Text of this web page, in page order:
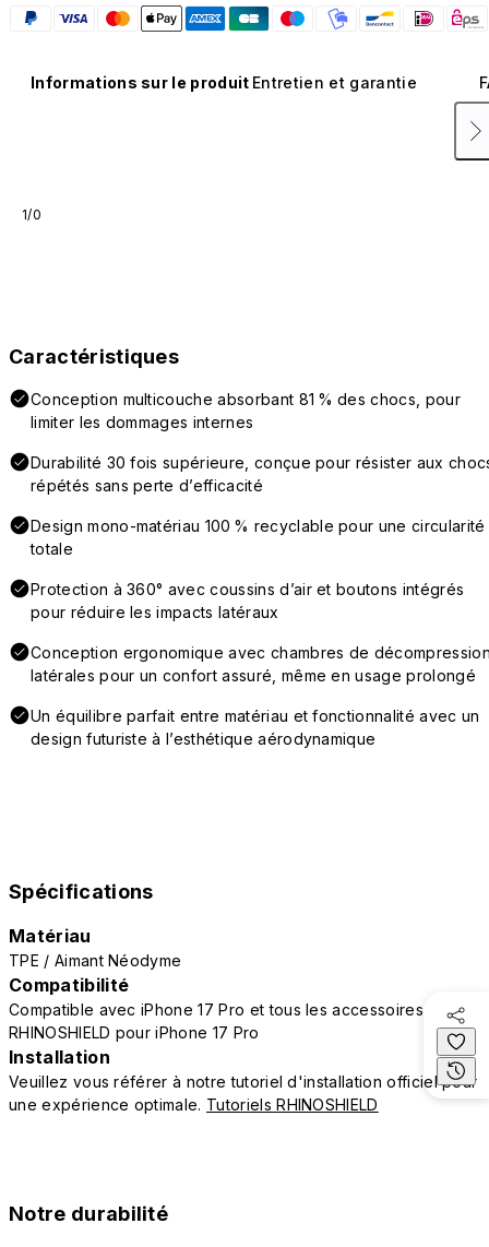
Informations sur le produit Entretien et garantie
1/0
Caractéristiques
Conception multicouche absorbant 81 % des chocs, pour
limiter les dommages internes
Durabilité 30 fois supérieure, conçue pour résister aux
répétés sans perte d’efficacité
Design mono-matériau 100 % recyclable pour une circularité
totale
Protection à 360° avec coussins d’air et boutons intégrés
pour réduire les impacts latéraux
Conception ergonomique avec chambres de
latérales pour un confort assuré, même en usage prolongé
Un équilibre parfait entre matériau et fonctionnalité avec un
design futuriste à l’esthétique aérodynamique
Spécifications
Matériau
TPE / Aimant Néodyme
Compatibilité
Compatible avec iPhone 17 Pro et tous les accessoires
RHINOSHIELD pour iPhone 17 Pro
Installation
Veuillez vous référer à notre tutoriel d'installation officiel pour
une expérience optimale. Tutoriels RHINOSHIELD
Notre durabilité